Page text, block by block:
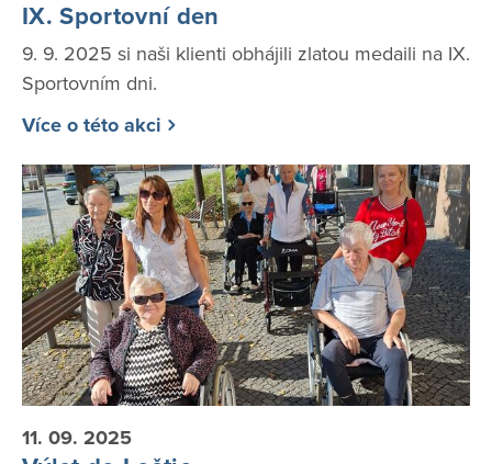
IX. Sportovní den
9. 9. 2025 si naši klienti obhájili zlatou medaili na IX.
Sportovním dni.
Více o této akci
11. 09. 2025